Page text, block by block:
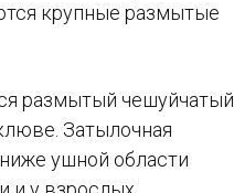
крупные размытые
размытый чешуйчатый
Затылочная
ушной области